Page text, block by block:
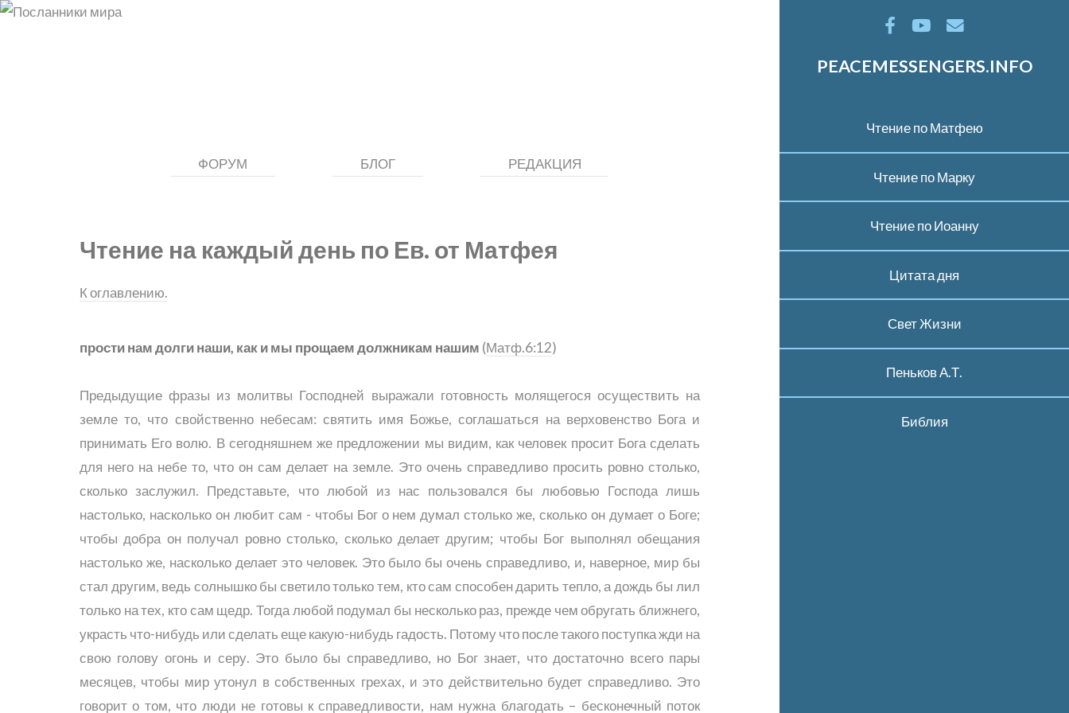
PEACEMESSENGERS.INFO
Чтение по Матфею
Чтение по Марку
Чтение по Иоанну
Цитата дня
Свет Жизни
Пеньков А.Т.
Библия
ФОРУМ БЛОГ РЕДАКЦИЯ
Чтение на каждый день по Ев. от Матфея
К оглавлению.
прости нам долги наши, как и мы прощаем должникам нашим (Матф.6:12)
Предыдущие фразы из молитвы Господней выражали готовность молящегося осуществить на
земле то, что свойственно небесам: святить имя Божье, соглашаться на верховенство Бога и
принимать Его волю. В сегодняшнем же предложении мы видим, как человек просит Бога сделать
для него на небе то, что он сам делает на земле. Это очень справедливо просить ровно столько,
сколько заслужил. Представьте, что любой из нас пользовался бы любовью Господа лишь
настолько, насколько он любит сам - чтобы Бог о нем думал столько же, сколько он думает о Боге;
чтобы добра он получал ровно столько, сколько делает другим; чтобы Бог выполнял обещания
настолько же, насколько делает это человек. Это было бы очень справедливо, и, наверное, мир бы
стал другим, ведь солнышко бы светило только тем, кто сам способен дарить тепло, а дождь бы лил
только на тех, кто сам щедр. Тогда любой подумал бы несколько раз, прежде чем обругать ближнего,
украсть что-нибудь или сделать еще какую-нибудь гадость. Потому что после такого поступка жди на
свою голову огонь и серу. Это было бы справедливо, но Бог знает, что достаточно всего пары
месяцев, чтобы мир утонул в собственных грехах, и это действительно будет справедливо. Это
говорит о том, что люди не готовы к справедливости, нам нужна благодать – бесконечный поток